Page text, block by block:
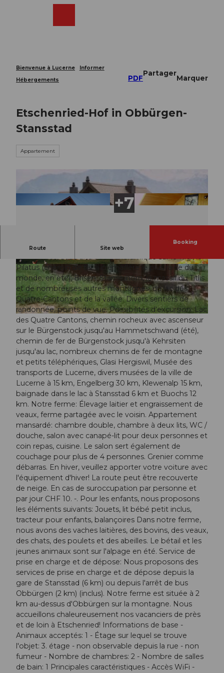
Bienvenue à Lucerne
Informer
Hébergements
PDF
Partager
Marquer
Etschenried-Hof in Obbürgen-
Stansstad
Appartement
© swisshotel
© Picasa | CC-BY-NC-ND
Route Site web
Booking
Notre ferme est située du côté sud du Bürgenstock à
920 mètres, avec une vue panoramique sur le Rigi, le
Pilatus (chemin de fer à crémaillère le plus raide du
monde, en été), Brisen, Stanserhorn, le massif du Titlis
et de nombreuses autres montagnes, du lac des
Quatre-Cantons et de la vallée. Divers sentiers de
randonnée, points de vue. Possibilités d'excursion: Lac
des Quatre Cantons, chemin rocheux avec ascenseur
sur le Bürgenstock jusqu'au Hammetschwand (été),
chemin de fer de Bürgenstock jusqu'à Kehrsiten
jusqu'au lac, nombreux chemins de fer de montagne
et petits téléphériques, Glasi Hergiswil, Musée des
transports de Lucerne, divers musées de la ville de
Lucerne à 15 km, Engelberg 30 km, Klewenalp 15 km,
baignade dans le lac à Stansstad 6 km et Buochs 12
km. Notre ferme: Élevage laitier et engraissement de
veaux, ferme partagée avec le voisin. Appartement
mansardé: chambre double, chambre à deux lits, WC /
douche, salon avec canapé-lit pour deux personnes et
coin repas, cuisine. Le salon sert également de
couchage pour plus de 4 personnes. Grenier comme
débarras. En hiver, veuillez apporter votre voiture avec
l'équipement d'hiver! La route peut être recouverte
de neige. En cas de suroccupation par personne et
par jour CHF 10. -. Pour les enfants, nous proposons
les éléments suivants: Jouets, lit bébé petit inclus,
tracteur pour enfants, balançoires Dans notre ferme,
nous avons des vaches laitières, des bovins, des veaux,
des chats, des poulets et des abeilles. Le bétail et les
jeunes animaux sont sur l'alpage en été. Service de
prise en charge et de dépose: Nous proposons des
services de prise en charge et de dépose depuis la
gare de Stansstad (6 km) ou depuis l'arrêt de bus
Obbürgen (2 km) (inclus). Notre ferme est située à 2
km au-dessus d'Obbürgen sur la montagne. Nous
accueillons chaleureusement nos vacanciers de près
et de loin à Etschenried! Informations de base -
Animaux acceptés: 1 - Étage sur lequel se trouve
l'objet: 3. étage - non observable depuis la rue - non
fumeur - Nombre de chambres: 2 - Nombre de salles
de bain: 1 Principales caractéristiques - Accès WiFi -